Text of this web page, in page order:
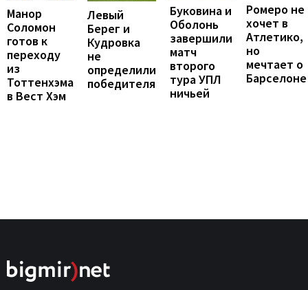
Манор
Соломон
готов к
переходу
из
Тоттенхэма
в Вест Хэм
Левый
Берег и
Кудровка
не
определили
победителя
Буковина и
Оболонь
завершили
матч
второго
тура УПЛ
ничьей
Ромеро не
хочет в
Атлетико,
но
мечтает о
Барселоне